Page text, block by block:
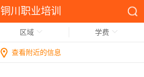
铜川职业培训
区域 学费
查看附近的信息